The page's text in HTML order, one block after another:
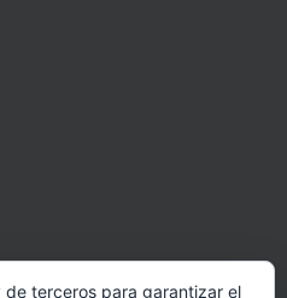
terceros para garantizar el